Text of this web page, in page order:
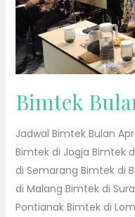
Bimtek
Jadwal Bimtek Bulan
Bimtek di Jogja Bimtek
di Semarang Bimtek di
di Malang Bimtek di
Pontianak Bimtek di